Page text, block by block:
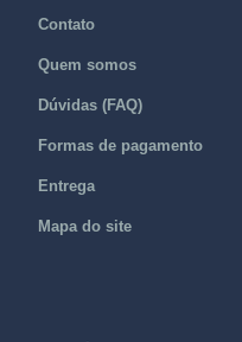
Contato
Quem somos
Dúvidas (FAQ)
Formas de pagamento
Entrega
Mapa do site